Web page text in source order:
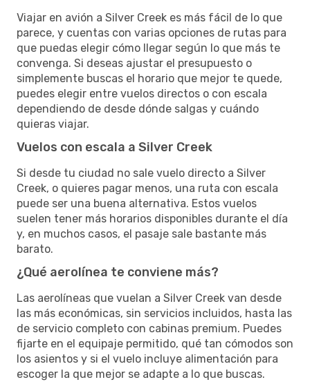
Viajar en avión a Silver Creek es más fácil de lo que
parece, y cuentas con varias opciones de rutas para
que puedas elegir cómo llegar según lo que más te
convenga. Si deseas ajustar el presupuesto o
simplemente buscas el horario que mejor te quede,
puedes elegir entre vuelos directos o con escala
dependiendo de desde dónde salgas y cuándo
quieras viajar.
Vuelos con escala a Silver Creek
Si desde tu ciudad no sale vuelo directo a Silver
Creek, o quieres pagar menos, una ruta con escala
puede ser una buena alternativa. Estos vuelos
suelen tener más horarios disponibles durante el día
y, en muchos casos, el pasaje sale bastante más
barato.
¿Qué aerolínea te conviene más?
Las aerolíneas que vuelan a Silver Creek van desde
las más económicas, sin servicios incluidos, hasta las
de servicio completo con cabinas premium. Puedes
fijarte en el equipaje permitido, qué tan cómodos son
los asientos y si el vuelo incluye alimentación para
escoger la que mejor se adapte a lo que buscas.